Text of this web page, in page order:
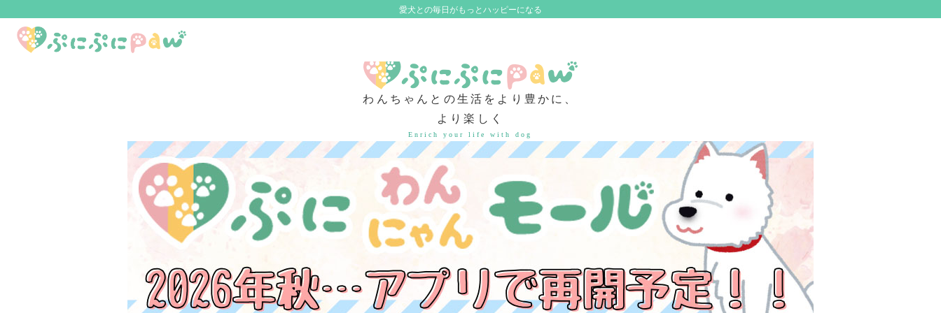
愛犬との毎日がもっとハッピーになる
わんちゃんとの生活をより豊かに、
より楽しく
Enrich your life with dog